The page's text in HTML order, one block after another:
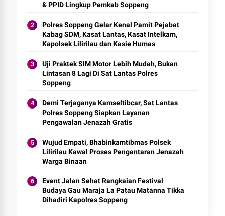
& PPID Lingkup Pemkab Soppeng
Polres Soppeng Gelar Kenal Pamit Pejabat
Kabag SDM, Kasat Lantas, Kasat Intelkam,
Kapolsek Lilirilau dan Kasie Humas
Uji Praktek SIM Motor Lebih Mudah, Bukan
Lintasan 8 Lagi Di Sat Lantas Polres
Soppeng
Demi Terjaganya Kamseltibcar, Sat Lantas
Polres Soppeng Siapkan Layanan
Pengawalan Jenazah Gratis
Wujud Empati, Bhabinkamtibmas Polsek
Lilirilau Kawal Proses Pengantaran Jenazah
Warga Binaan
Event Jalan Sehat Rangkaian Festival
Budaya Gau Maraja La Patau Matanna Tikka
Dihadiri Kapolres Soppeng